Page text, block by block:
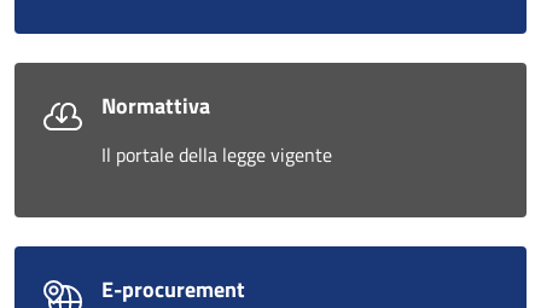
Normattiva
Il portale della legge vigente
E-procurement